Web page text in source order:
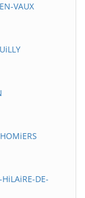
VAUX
DE-